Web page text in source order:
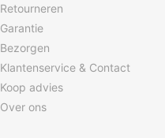
Retourneren
Garantie
Bezorgen
Klantenservice & Contact
Koop advies
Over ons